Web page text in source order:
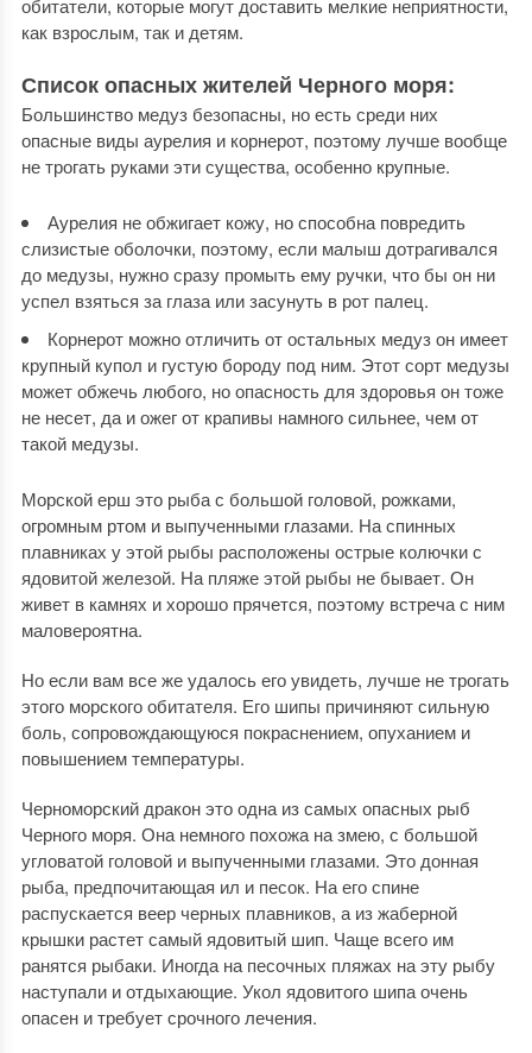
обитатели, которые могут доставить мелкие неприятности,
как взрослым, так и детям.
Список опасных жителей Черного моря:
Большинство медуз безопасны, но есть среди них
опасные виды аурелия и корнерот, поэтому лучше вообще
не трогать руками эти существа, особенно крупные.
Аурелия не обжигает кожу, но способна повредить
слизистые оболочки, поэтому, если малыш дотрагивался
до медузы, нужно сразу промыть ему ручки, что бы он ни
успел взяться за глаза или засунуть в рот палец.
Корнерот можно отличить от остальных медуз он имеет
крупный купол и густую бороду под ним. Этот сорт медузы
может обжечь любого, но опасность для здоровья он тоже
не несет, да и ожег от крапивы намного сильнее, чем от
такой медузы.
Морской ерш это рыба с большой головой, рожками,
огромным ртом и выпученными глазами. На спинных
плавниках у этой рыбы расположены острые колючки с
ядовитой железой. На пляже этой рыбы не бывает. Он
живет в камнях и хорошо прячется, поэтому встреча с ним
маловероятна.
Но если вам все же удалось его увидеть, лучше не трогать
этого морского обитателя. Его шипы причиняют сильную
боль, сопровождающуюся покраснением, опуханием и
повышением температуры.
Черноморский дракон это одна из самых опасных рыб
Черного моря. Она немного похожа на змею, с большой
угловатой головой и выпученными глазами. Это донная
рыба, предпочитающая ил и песок. На его спине
распускается веер черных плавников, а из жаберной
крышки растет самый ядовитый шип. Чаще всего им
ранятся рыбаки. Иногда на песочных пляжах на эту рыбу
наступали и отдыхающие. Укол ядовитого шипа очень
опасен и требует срочного лечения.